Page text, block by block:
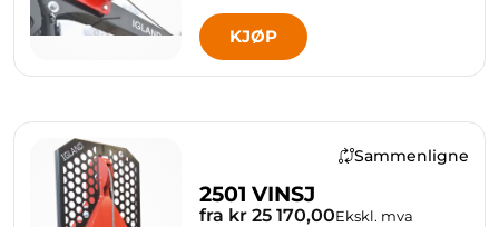
KJØP
Sammenligne
2501 VINSJ
fra kr 25 170,00Ekskl. mva